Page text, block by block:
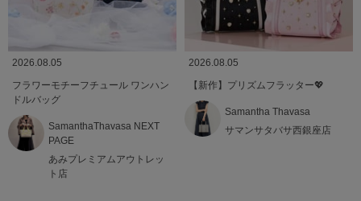
2026.08.05
フラワーモチーフチュール ワンハン
ドルバッグ
SamanthaThavasa NEXT
PAGE
あみプレミアムアウトレッ
ト店
2026.08.05
【新作】プリズムフラッター💖
Samantha Thavasa
サマンサタバサ西銀座店